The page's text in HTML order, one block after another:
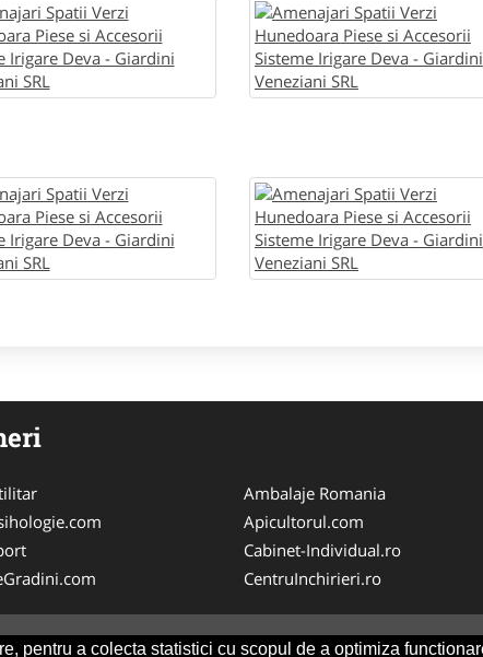
pentru a colecta statistici cu scopul de a optimiza
Ambalaje Romania
Apicultorul.com
Cabinet-Individual.ro
CentruInchirieri.ro